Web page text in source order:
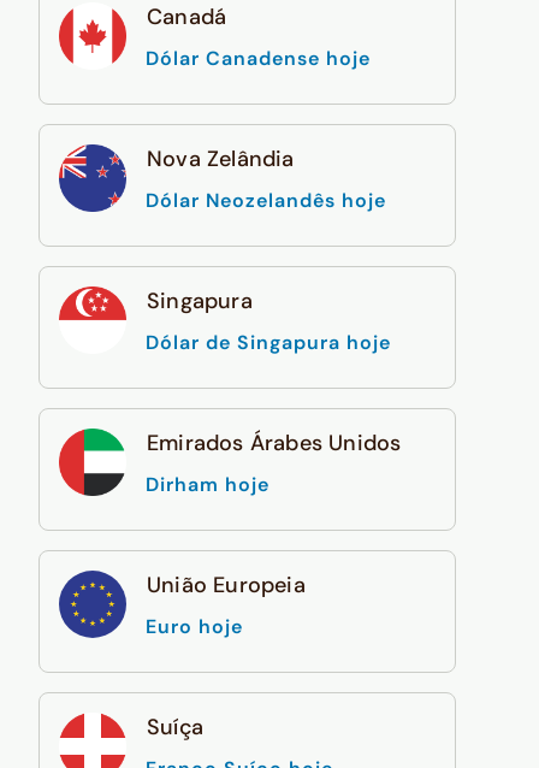
Canadá
Dólar Canadense hoje
Nova Zelândia
Dólar Neozelandês hoje
Singapura
Dólar de Singapura hoje
Emirados Árabes Unidos
Dirham hoje
União Europeia
Euro hoje
Suíça